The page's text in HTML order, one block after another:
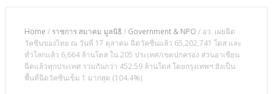
Home / ราชการ สมาคม มูลนิธิ / Government & NPO / อว. เผยฉีด
วัคซีนของไทย ณ วันที่ 17 ตุลาคม ฉีดวัคซีนแล้ว 65,202,741 โดส และ
ทั่วโลกแล้ว 6,664 ล้านโดส ใน 205 ประเทศ/เขตปกครอง ส่วนอาเซียน
ฉีดแล้วทุกประเทศ รวมกันกว่า 452.59 ล้านโดส โดยกรุงเทพฯ ยังเป็น
พื้นที่ฉีดวัคซีนเข็ม 1 มากสุด (104.4%)